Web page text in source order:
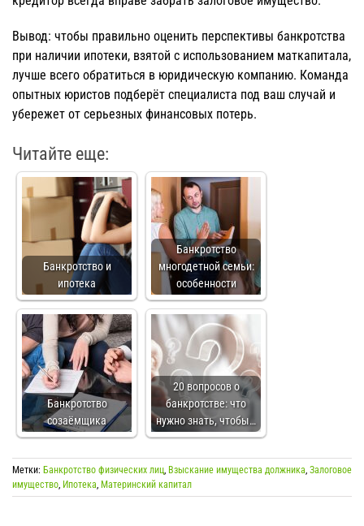
Вывод: чтобы правильно оценить перспективы банкротства
при наличии ипотеки, взятой с использованием маткапитала,
лучше всего обратиться в юридическую компанию. Команда
опытных юристов подберёт специалиста под ваш случай и
убережет от серьезных финансовых потерь.
Читайте еще:
Банкротство и
ипотека
Банкротство
многодетной семьи:
особенности
Банкротство
созаёмщика
20 вопросов о
банкротстве: что
нужно знать, чтобы…
Метки: Банкротство физических лиц, Взыскание имущества должника, Залоговое
имущество, Ипотека, Материнский капитал